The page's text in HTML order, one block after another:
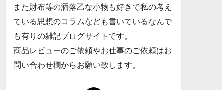
また財布等の洒落乙な小物も好きで私の考え
ている思想のコラムなども書いているなんで
も有りの雑記ブログサイトです。
商品レビューのご依頼やお仕事のご依頼はお
問い合わせ欄からお願い致します。